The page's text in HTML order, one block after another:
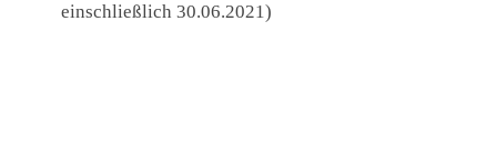
einschließlich 30.06.2021)